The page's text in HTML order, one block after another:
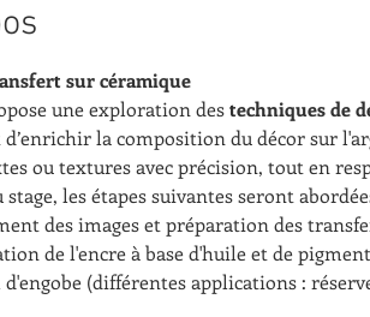
sur céramique
une exploration des techniques de
la composition du décor sur
ou textures avec précision, tout en
stage, les étapes suivantes seront
des images et préparation des
de l'encre à base d'huile et de
(différentes applications :